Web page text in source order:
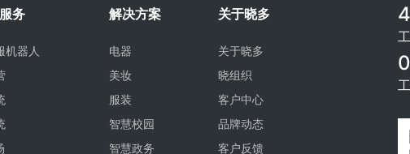
务
机器人
解决方案
电器
美妆
服装
智慧校园
智慧政务
关于晓多
关于晓多
晓组织
客户中心
品牌动态
客户反馈